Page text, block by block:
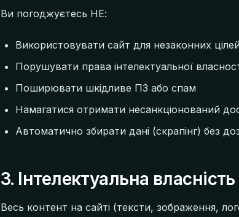
Ви погоджуєтесь НЕ:
Використовувати сайт для незаконних цілей
Порушувати права інтелектуальної
Поширювати шкідливе ПЗ або спам
Намагатися отримати несанкціонований
Автоматично збирати дані (скрапінг) без
3. Інтелектуальна власність
Весь контент на сайті (тексти, зображення,